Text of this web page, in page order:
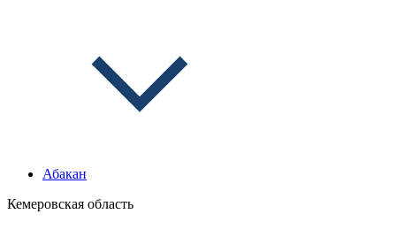
Абакан
Кемеровская область